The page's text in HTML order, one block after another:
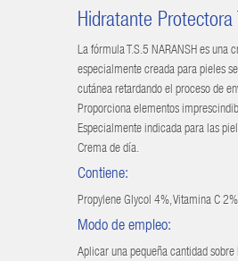
Hidratante Protectora
La fórmula T.S.5 NARANSH es
especialmente creada para pieles
cutánea retardando el proceso de
Proporciona elementos
Especialmente indicada para las
Crema de día.
Contiene:
Propylene Glycol 4%, Vitamina C
Modo de empleo:
Aplicar una pequeña cantidad